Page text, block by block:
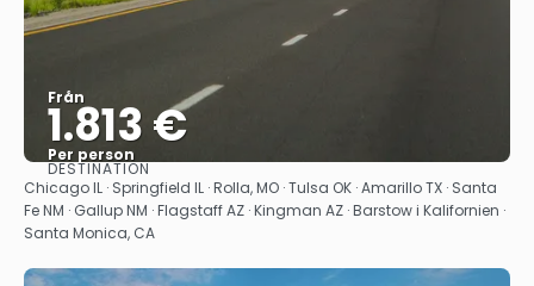
Från
1.813 €
Per person
Se
DESTINATION
Chicago IL · Springfield IL · Rolla, MO · Tulsa OK · Amarillo TX · Santa
Fe NM · Gallup NM · Flagstaff AZ · Kingman AZ · Barstow i Kalifornien ·
Santa Monica, CA